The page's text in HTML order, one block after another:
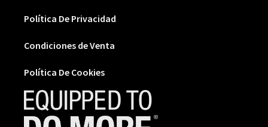
Política De Privacidad
Condiciones de Venta
Política De Cookies